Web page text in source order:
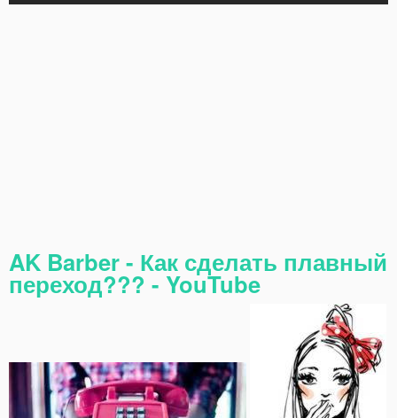
AK Barber - Как сделать плавный
переход??? - YouTube